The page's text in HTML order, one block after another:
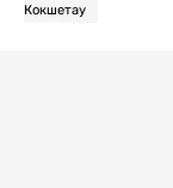
Кокшетау